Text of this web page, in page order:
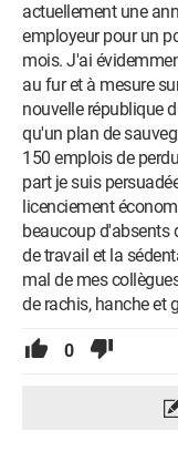
actuellement une
employeur pour un
mois. J'ai
au fur et à mesure
nouvelle république
qu'un plan de
150 emplois de
part je suis
licenciement
beaucoup d'absents
de travail et la
mal de mes
de rachis, hanche et
0